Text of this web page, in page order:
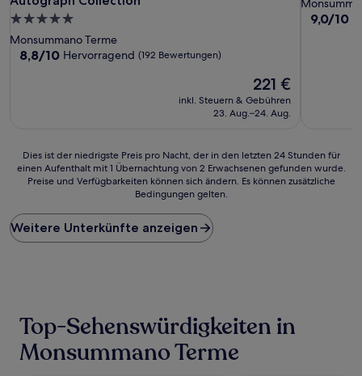
5.0-
Sterne-
Unterkunft
Monsummano Terme
8.8
8,8/10 Hervorragend (192 Bewertungen)
Der
Preis
beträgt
221 €
inkl. Steuern & Gebühren
23. Aug.–24. Aug.
9.0
9,0/10
Dies
ist
Preis
pro
Nacht,
24 Stunden
einen
Aufenthalt
Dies ist der niedrigste Preis pro Nacht, der in den letzten 24 Stunden für
einen Aufenthalt mit 1 Übernachtung von 2 Erwachsenen gefunden wurde.
Preise und Verfügbarkeiten können sich ändern. Es können zusätzliche
Bedingungen gelten.
Weitere Unterkünfte anzeigen
Top-Sehenswürdigkeiten in
Monsummano Terme